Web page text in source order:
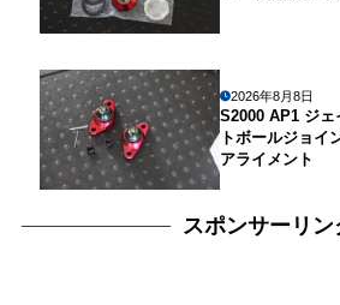
2026年8月8日
S2000 AP1 ジ
トボールジョイ
アライメント
スポンサーリン